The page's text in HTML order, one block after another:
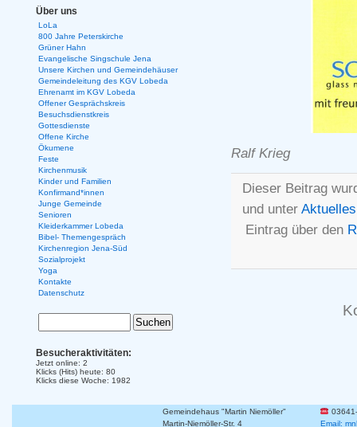
Ralf Krieg
Dieser Beitrag
und unter Aktuelles
Eintrag über den
Über uns
LoLa
800 Jahre Peterskirche
Grüner Hahn
Evangelische Singschule Jena
Unsere Kirchen und Gemeindehäuser
Gemeindeleitung des KGV Lobeda
Ehrenamt im KGV Lobeda
Offener Gesprächskreis
Besuchsdienstkreis
Gottesdienste
Offene Kirche
Ökumene
Feste
Kirchenmusik
Kinder und Familien
Konfirmand*innen
Junge Gemeinde
Senioren
Kleiderkammer Lobeda
Bibel- Themengespräch
Kirchenregion Jena-Süd
Sozialprojekt
Yoga
Kontakte
Datenschutz
Besucheraktivitäten:
Jetzt online: 2
Klicks (Hits) heute: 80
Klicks diese Woche: 1982
Gemeindehaus "Martin Niemöller"
Martin-Niemöller-Str. 4
Email: